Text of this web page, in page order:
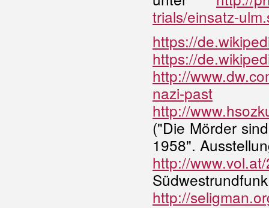
trials/einsatz-
https://
https://
http://
nazi-past
http://
("Die Mörder
1958".
http://
http://